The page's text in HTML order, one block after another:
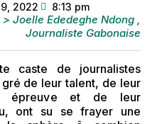
2022 8:13 pm
> Joelle Ededeghe Ndong ,
Journaliste Gabonaise
caste de journalistes
de leur talent, de leur
épreuve et de leur
ont su se frayer une